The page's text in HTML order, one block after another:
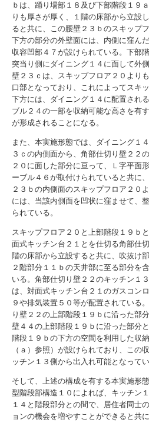
ｂは、踊り場部１８及び下部階段１９
りも厚さが厚く、１階の床部から立設
ると共に、この腰壁２３ｂのスキップ
下方の部分の外壁面には、内側に窪ん
収容凹部４７が設けられている。下部
突当り側にダイニング１４に面して外
壁２３ｃは、スキップフロア２０より
口部となっており、これによってスキ
下方には、ダイニング１４に配置され
ブル２４の一部を収納可能な高さを有
が形成されることになる。
また、本実施形態では、ダイニング１
３ｃの内側面から、角部仕切り壁２２
２０に面した部分に亘って、Ｌ字平面
ーブル４６が取付けられていると共に
２３ｂの内側面のスキップフロア２０
には、当該内側面を凹状に窪ませて、
られている。
スキップフロア２０と上部階段１９ｂ
面式キッチン台２１とを仕切る角部仕
階の床部から立設すると共に、吹抜け
２階部分１１ｂの天井部に至る部分を
いる。角部仕切り壁２２のキッチン１
は、対面式キッチン台２１のガスコン
９や排気装置５０等が配置されている
り壁２２の上部階段１９ｂに沿った部
壁４４の上部階段１９ｂに沿った部分
階段１９ｂの下方の空間を利用した収
（ａ）参照）が設けられており、この
ッチン１３側から出入れ可能となってい
そして、上述の構成を有する本実施形
型階段部構造１０によれば、キッチン
１４と階段部分との間で、居住者同士
ョンの機会を増やすことができると共